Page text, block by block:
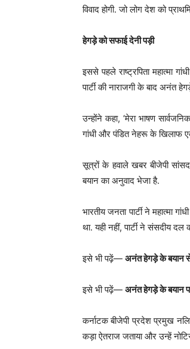
विवाद होगी. जो लोग देश को
हेगड़े को सफाई देनी पड़ी
इससे पहले राष्ट्रपिता महात्मा
पार्टी की नाराजगी के बाद अनंत
उन्होंने कहा, ‘मेरा भाषण
गांधी और पंडित नेहरू के खिलाफ एक
सूत्रों के हवाले खबर बीजेपी
बयान का अनुवाद भेजा है.
भारतीय जनता पार्टी ने महात्मा
था. यही नहीं, पार्टी ने संसदीय
इसे भी पढ़ें— अनंत हेगड़े के बयान से
इसे भी पढ़ें— अनंत हेगड़े के बयान
कर्नाटक बीजेपी प्रदेश प्रमुख
कड़ा ऐतराज जताया और उन्हें